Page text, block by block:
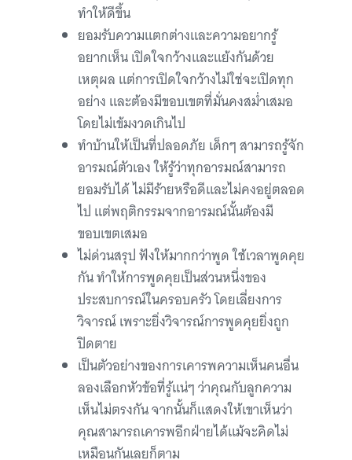
ทำให้ดีขึ้น
ยอมรับความแตกต่างและความอยากรู้
อยากเห็น เปิดใจกว้างและแย้งกันด้วย
เหตุผล แต่การเปิดใจกว้างไม่ใช่จะเปิดทุก
อย่าง และต้องมีขอบเขตที่มั่นคงสม่ำเสมอ
โดยไม่เข้มงวดเกินไป
ทำบ้านให้เป็นที่ปลอดภัย เด็กๆ สามารถรู้จัก
อารมณ์ตัวเอง ให้รู้ว่าทุกอารมณ์สามารถ
ยอมรับได้ ไม่มีร้ายหรือดีและไม่คงอยู่ตลอด
ไป แต่พฤติกรรมจากอารมณ์นั้นต้องมี
ขอบเขตเสมอ
ไม่ด่วนสรุป ฟังให้มากกว่าพูด ใช้เวลาพูดคุย
กัน ทำให้การพูดคุยเป็นส่วนหนึ่งของ
ประสบการณ์ในครอบครัว โดยเลี่ยงการ
วิจารณ์ เพราะยิ่งวิจารณ์การพูดคุยยิ่งถูก
ปิดตาย
เป็นตัวอย่างของการเคารพความเห็นคนอื่น
ลองเลือกหัวข้อที่รู้แน่ๆ ว่าคุณกับลูกความ
เห็นไม่ตรงกัน จากนั้นก็แสดงให้เขาเห็นว่า
คุณสามารถเคารพอีกฝ่ายได้แม้จะคิดไม่
เหมือนกันเลยก็ตาม